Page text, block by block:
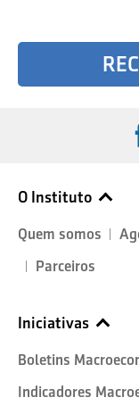
O Instituto
Quem somos
Parceiros
Iniciativas
Boletins
Indicadores